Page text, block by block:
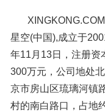
星空(中国),成立于
年11月13日，注册资
300万元，公司地处北
京市房山区琉璃河镇
村的南白路口，占地